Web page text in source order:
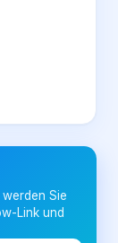
Sie
Link und